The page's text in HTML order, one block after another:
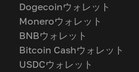
Dogecoinウォレット
Moneroウォレット
BNBウォレット
Bitcoin Cashウォレット
USDCウォレット